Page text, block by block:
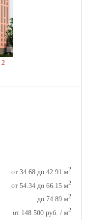
от 34.68 до 42.91 м2
от 54.34 до 66.15 м2
до 74.89 м2
от 148 500 руб. / м2